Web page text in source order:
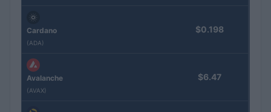
Cardano
(ADA)
$0.198
Avalanche
(AVAX)
$6.47